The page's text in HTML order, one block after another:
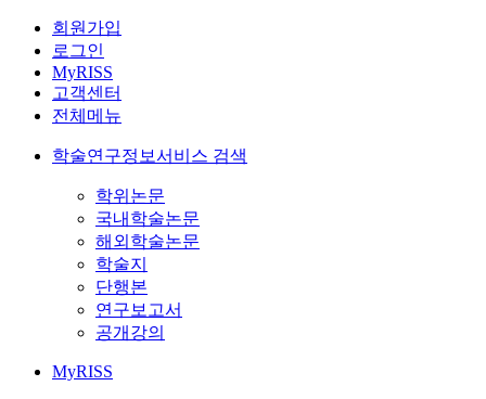
회원가입
로그인
MyRISS
고객센터
전체메뉴
학술연구정보서비스 검색
학위논문
국내학술논문
해외학술논문
학술지
단행본
연구보고서
공개강의
MyRISS